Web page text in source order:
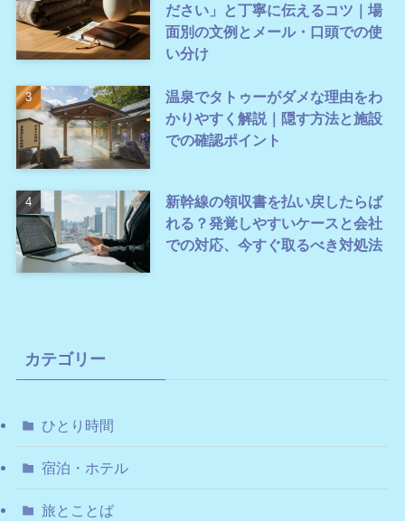
ださい」と丁寧に伝えるコツ｜場
面別の文例とメール・口頭での使
い分け
温泉でタトゥーがダメな理由をわ
かりやすく解説｜隠す方法と施設
での確認ポイント
新幹線の領収書を払い戻したらば
れる？発覚しやすいケースと会社
での対応、今すぐ取るべき対処法
カテゴリー
ひとり時間
宿泊・ホテル
旅とことば